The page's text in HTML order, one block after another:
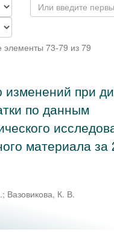
73-79 из 79
изменений при
по данным
материала за
; Вазовикова, К. В.